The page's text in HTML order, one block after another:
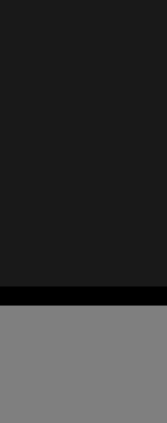
en nueva ventana)
en nueva ventana)